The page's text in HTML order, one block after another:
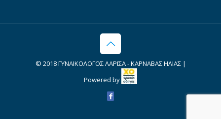
© 2018 ΓΥΝΑΙΚΟΛΟΓΟΣ ΛΑΡΙΣΑ - ΚΑΡΝΑΒΑΣ ΗΛΙΑΣ |
Powered by